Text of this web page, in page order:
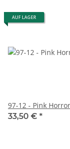
AUF LAGER
97-12 - Pink
33,50 € *